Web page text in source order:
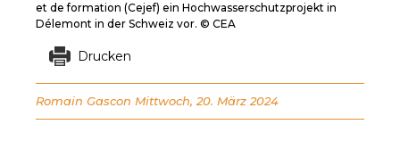
et de formation (Cejef) ein Hochwasserschutzprojekt in
Délemont in der Schweiz vor. © CEA
Drucken
Romain Gascon Mittwoch, 20. März 2024